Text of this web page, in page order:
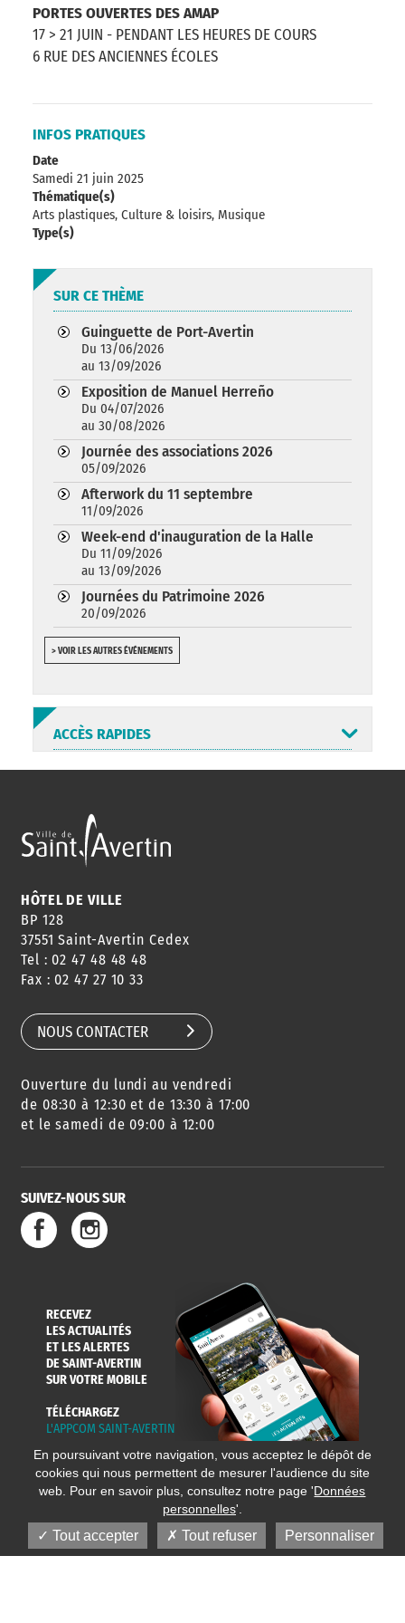
PORTES OUVERTES DES AMAP
17 > 21 JUIN - PENDANT LES HEURES DE COURS
6 RUE DES ANCIENNES ÉCOLES
INFOS PRATIQUES
Date
Samedi 21 juin 2025
Thématique(s)
Arts plastiques, Culture & loisirs, Musique
Type(s)
SUR CE THÈME
Guinguette de Port-Avertin
Du 13/06/2026
au 13/09/2026
Exposition de Manuel Herreño
Du 04/07/2026
au 30/08/2026
Journée des associations 2026
05/09/2026
Afterwork du 11 septembre
11/09/2026
Week-end d'inauguration de la Halle
Du 11/09/2026
au 13/09/2026
Journées du Patrimoine 2026
20/09/2026
> VOIR LES AUTRES ÉVÉNEMENTS
ACCÈS RAPIDES
ANNUAIRE
HORAIRES
CONSEILS
DE QUARTIER
AGENDA
DES SORTIES
URBANISME
SERVICE
DE L'EAU
HÔTEL DE VILLE
BP 128
37551 Saint-Avertin Cedex
Tel : 02 47 48 48 48
Fax : 02 47 27 10 33
NOUS CONTACTER
Ouverture du lundi au vendredi
de 08:30 à 12:30 et de 13:30 à 17:00
et le samedi de 09:00 à 12:00
SUIVEZ-NOUS SUR
RECEVEZ
LES ACTUALITÉS
ET LES ALERTES
DE SAINT-AVERTIN
SUR VOTRE MOBILE
TÉLÉCHARGEZ
L'APPCOM SAINT-AVERTIN
En poursuivant votre navigation, vous acceptez le dépôt de
cookies qui nous permettent de mesurer l'audience du site
web. Pour en savoir plus, consultez notre page 'Données
personnelles'.
Tout accepter Tout refuser Personnaliser